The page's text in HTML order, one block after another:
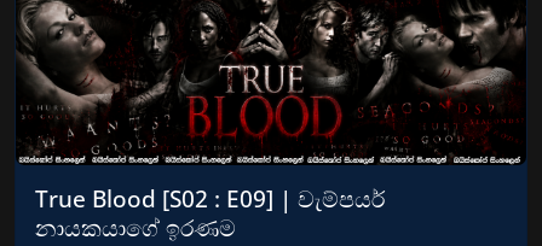
True Blood [S02 : E09] | වැම්පයර්
නායකයාගේ ඉරණම